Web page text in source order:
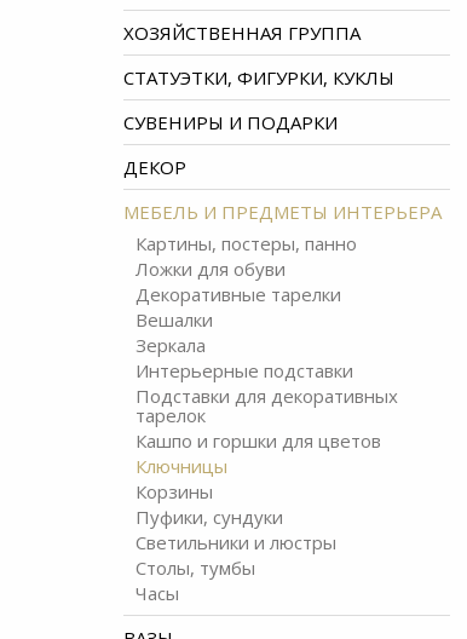
ХОЗЯЙСТВЕННАЯ ГРУППА
СТАТУЭТКИ, ФИГУРКИ, КУКЛЫ
СУВЕНИРЫ И ПОДАРКИ
ДЕКОР
МЕБЕЛЬ И ПРЕДМЕТЫ ИНТЕРЬЕРА
Картины, постеры, панно
Ложки для обуви
Декоративные тарелки
Вешалки
Зеркала
Интерьерные подставки
Подставки для декоративных
тарелок
Кашпо и горшки для цветов
Ключницы
Корзины
Пуфики, сундуки
Светильники и люстры
Столы, тумбы
Часы